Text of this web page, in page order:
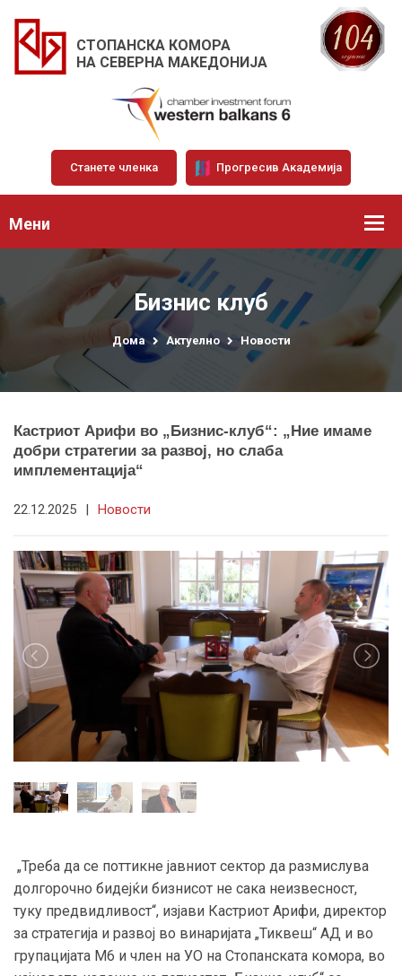
СТОПАНСКА КОМОРА
НА СЕВЕРНА МАКЕДОНИЈА
Станете членка Прогресив Академија
Мени
Бизнис клуб
Дома Актуелно Новости
Кастриот Арифи во „Бизнис-клуб“: „Ние имаме
добри стратегии за развој, но слаба
имплементација“
22.12.2025 | Новости
„Треба да се поттикне јавниот сектор да размислува
долгорочно бидејќи бизнисот не сака неизвесност,
туку предвидливост“, изјави Кастриот Арифи, директор
за стратегија и развој во винаријата „Тиквеш“ АД и во
групацијата М6 и член на УО на Стопанската комора, во